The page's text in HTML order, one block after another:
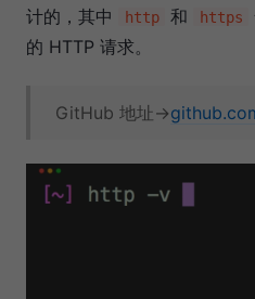
计的，其中
http 和 https
的 HTTP 请求。
GitHub 地址→